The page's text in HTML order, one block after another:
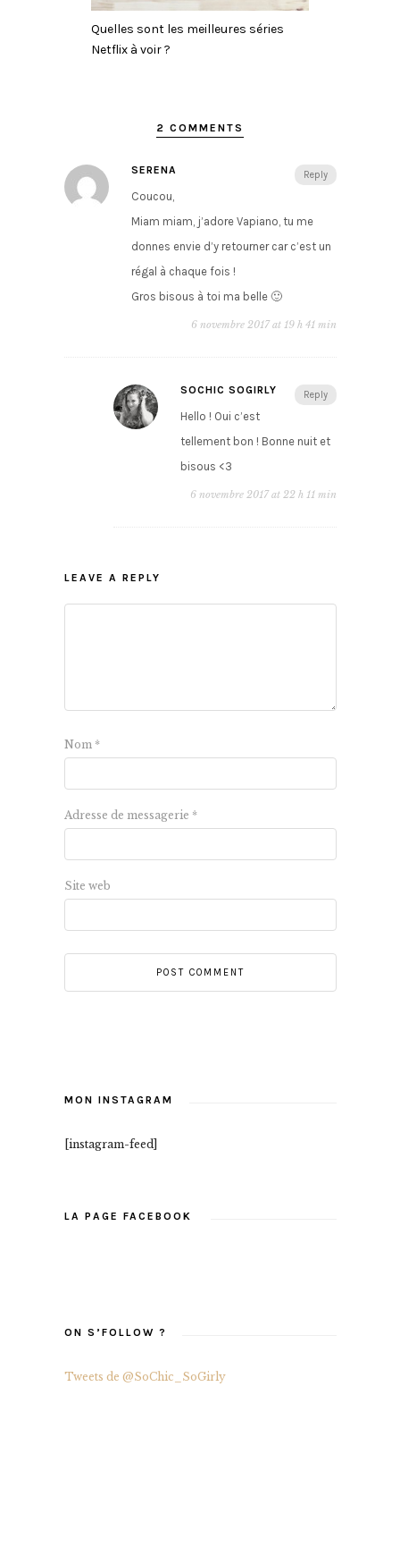
Quelles sont les meilleures séries
Netflix à voir ?
2 COMMENTS
Reply
SERENA
Coucou,
Miam miam, j’adore Vapiano, tu me
donnes envie d’y retourner car c’est un
régal à chaque fois !
Gros bisous à toi ma belle 🙂
6 novembre 2017 at 19 h 41 min
Reply
SOCHIC SOGIRLY
Hello ! Oui c’est
tellement bon ! Bonne nuit et
bisous <3
6 novembre 2017 at 22 h 11 min
LEAVE A REPLY
Nom *
Adresse de messagerie *
Site web
MON INSTAGRAM
[instagram-feed]
LA PAGE FACEBOOK
ON S’FOLLOW ?
Tweets de @SoChic_SoGirly